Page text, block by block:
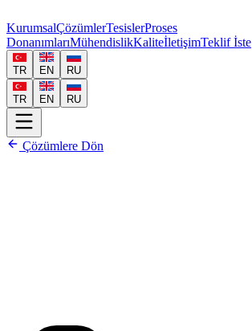
KurumsalÇözümlerTesislerProses
DonanımlarıMühendislikKaliteİletişimTeklif İste
TR EN RU
TR EN RU
Çözümlere Dön